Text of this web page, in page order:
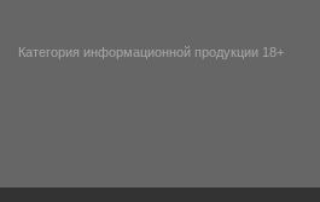
Категория информационной продукции 18+